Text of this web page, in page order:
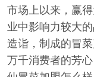
市场上以来，赢
业中影响力较大
造诣，制成的冒
万千消费者的芳